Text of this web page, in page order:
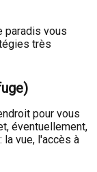
paradis vous
très
pour vous
éventuellement,
la vue, l'accès à